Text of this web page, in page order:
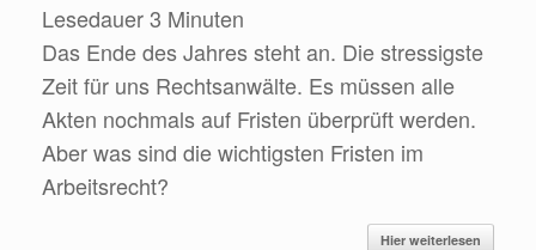
Lesedauer3 Minuten
Das Ende des Jahres steht an. Die stressigste
Zeit für uns Rechtsanwälte. Es müssen alle
Akten nochmals auf Fristen überprüft werden.
Aber was sind die wichtigsten Fristen im
Arbeitsrecht?
Hier weiterlesen